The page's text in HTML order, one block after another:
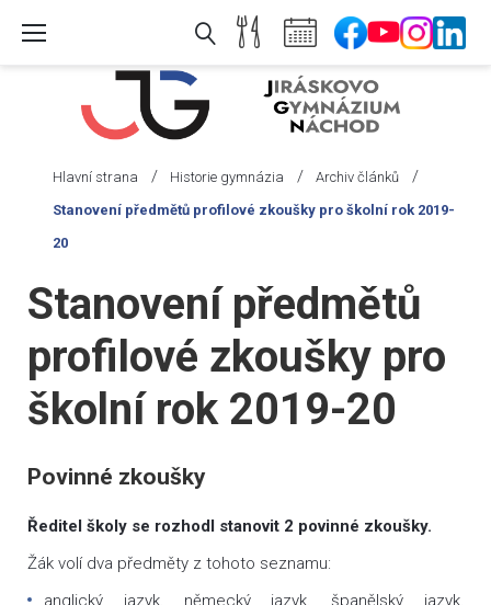
Hlavní strana / Historie gymnázia / Archiv článků /
Stanovení předmětů profilové zkoušky pro školní rok 2019-
20
Stanovení předmětů
profilové zkoušky pro
školní rok 2019-20
Povinné zkoušky
Ředitel školy se rozhodl stanovit 2 povinné zkoušky.
Žák volí dva předměty z tohoto seznamu:
anglický jazyk, německý jazyk, španělský jazyk,